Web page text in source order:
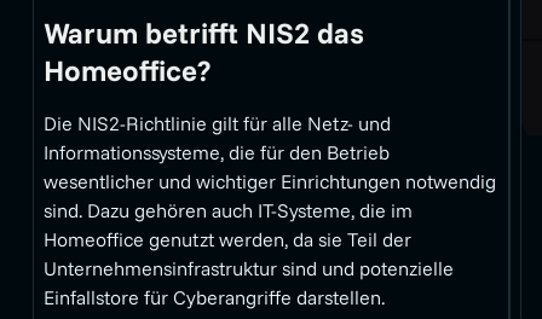
Warum betrifft NIS2 das
Homeoffice?
Die NIS2-Richtlinie gilt für alle Netz- und
Informationssysteme, die für den Betrieb
wesentlicher und wichtiger Einrichtungen notwendig
sind. Dazu gehören auch IT-Systeme, die im
Homeoffice genutzt werden, da sie Teil der
Unternehmensinfrastruktur sind und potenzielle
Einfallstore für Cyberangriffe darstellen.